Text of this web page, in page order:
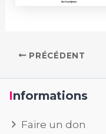
PRÉCÉDENT
Informations
Faire un don